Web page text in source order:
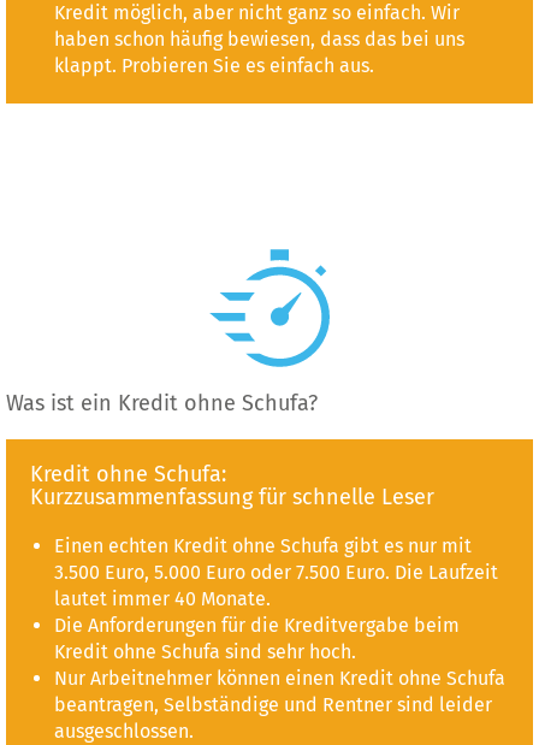
Kredit möglich, aber nicht ganz so einfach. Wir
haben schon häufig bewiesen, dass das bei uns
klappt. Probieren Sie es einfach aus.
Was ist ein Kredit ohne Schufa?
Kredit ohne Schufa:
Kurzzusammenfassung für schnelle Leser
Einen echten Kredit ohne Schufa gibt es nur mit
3.500 Euro, 5.000 Euro oder 7.500 Euro. Die Laufzeit
lautet immer 40 Monate.
Die Anforderungen für die Kreditvergabe beim
Kredit ohne Schufa sind sehr hoch.
Nur Arbeitnehmer können einen Kredit ohne Schufa
beantragen, Selbständige und Rentner sind leider
ausgeschlossen.